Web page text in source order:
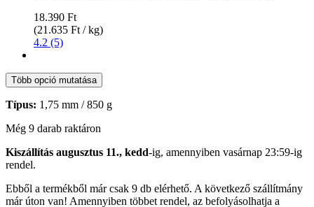
18.390 Ft
(21.635 Ft / kg)
4.2 (5)
Több opció mutatása
Típus: 1,75 mm / 850 g
Még 9 darab raktáron
Kiszállítás augusztus 11., kedd-ig, amennyiben vasárnap 23:59-ig
rendel.
Ebből a termékből már csak 9 db elérhető. A következő szállítmány
már úton van! Amennyiben többet rendel, az befolyásolhatja a